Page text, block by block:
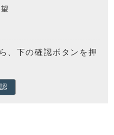
、下の確認ボタンを押